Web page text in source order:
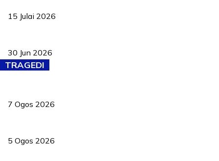
15 Julai 2026
30 Jun 2026
TRAGEDI
7 Ogos 2026
5 Ogos 2026